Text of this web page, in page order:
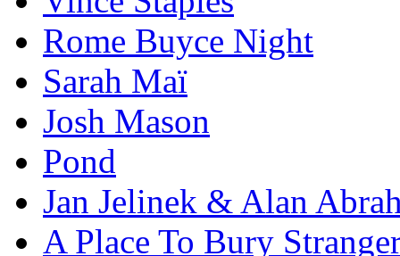
Rome Buyce Night
Sarah Maï
Josh Mason
Pond
Jan Jelinek & Alan
A Place To Bury